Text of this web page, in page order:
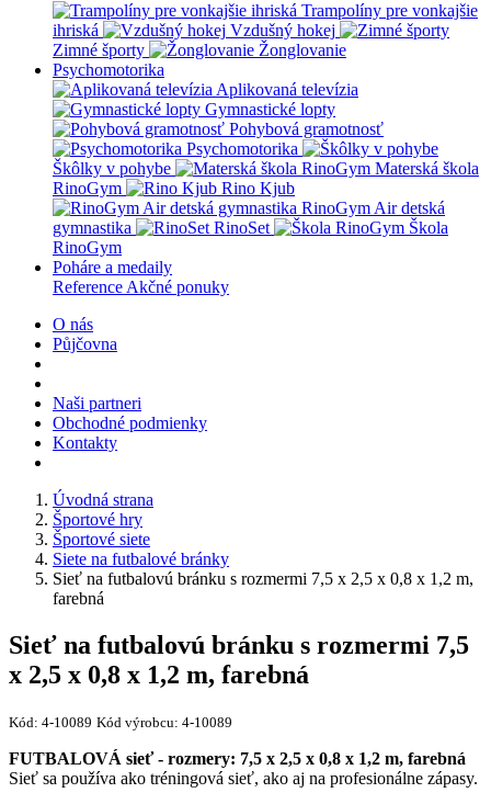
Trampolíny pre vonkajšie
ihriská
Vzdušný hokej
Zimné športy
Žonglovanie
Psychomotorika
Aplikovaná televízia
Gymnastické lopty
Pohybová gramotnosť
Psychomotorika
Škôlky v pohybe
Materská škola
RinoGym
Rino Kjub
RinoGym Air detská
gymnastika
RinoSet
Škola
RinoGym
Poháre a medaily
Reference Akčné ponuky
O nás
Půjčovna
Naši partneri
Obchodné podmienky
Kontakty
Úvodná strana
Športové hry
Športové siete
Siete na futbalové bránky
Sieť na futbalovú bránku s rozmermi 7,5 x 2,5 x 0,8 x 1,2 m,
farebná
Sieť na futbalovú bránku s rozmermi 7,5
x 2,5 x 0,8 x 1,2 m, farebná
Kód: 4-10089 Kód výrobcu: 4-10089
FUTBALOVÁ sieť - rozmery: 7,5 x 2,5 x 0,8 x 1,2 m, farebná
Sieť sa používa ako tréningová sieť, ako aj na profesionálne zápasy.